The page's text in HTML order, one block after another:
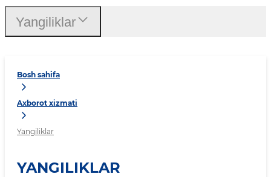
Bosh sahifa
Axborot xizmati
Yangiliklar
YANGILIKLAR
Yangiliklar